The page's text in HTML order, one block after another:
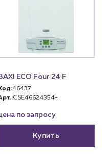
ECO Four 24 F
46437
CSE46624354-
по запросу
Купить